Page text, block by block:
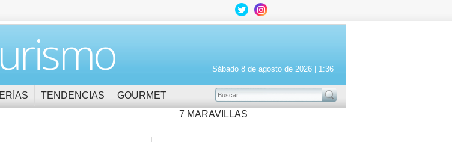
Sábado 8 de agosto de 2026 | 1:36
BUSCAR
TENDENCIAS
GOURMET
7 MARAVILLAS